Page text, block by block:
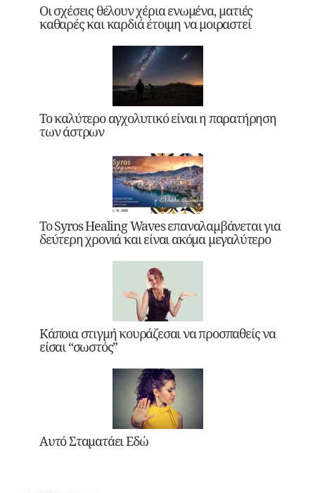
Οι σχέσεις θέλουν χέρια ενωμένα, ματιές
καθαρές και καρδιά έτοιμη να μοιραστεί
Το καλύτερο αγχολυτικό είναι η παρατήρηση
των άστρων
Το Syros Healing Waves επαναλαμβάνεται για
δεύτερη χρονιά και είναι ακόμα μεγαλύτερο
Κάποια στιγμή κουράζεσαι να προσπαθείς να
είσαι “σωστός”
Αυτό Σταματάει Εδώ